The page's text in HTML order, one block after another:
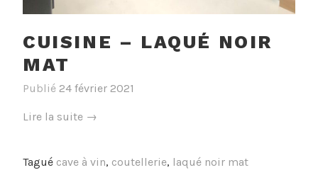
CUISINE – LAQUÉ NOIR
MAT
Publié 24 février 2021
Lire la suite « Cuisine
Noir
→
Tagué cave à vin, coutellerie, laqué noir mat